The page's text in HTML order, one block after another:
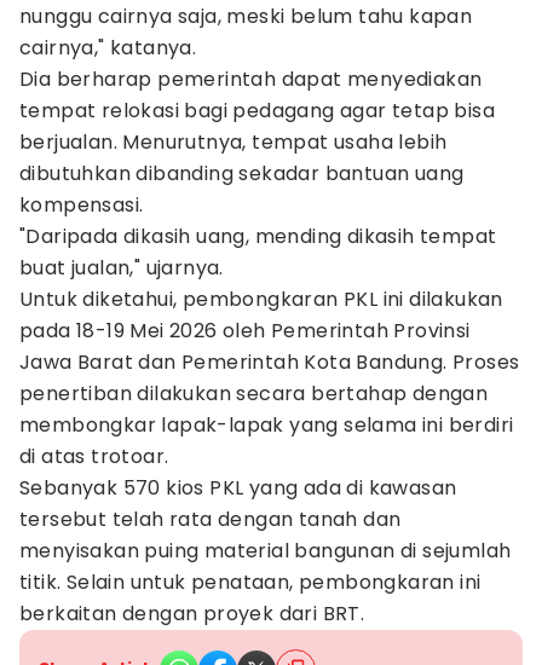
nunggu cairnya saja, meski belum tahu kapan
cairnya," katanya.
Dia berharap pemerintah dapat menyediakan
tempat relokasi bagi pedagang agar tetap bisa
berjualan. Menurutnya, tempat usaha lebih
dibutuhkan dibanding sekadar bantuan uang
kompensasi.
"Daripada dikasih uang, mending dikasih tempat
buat jualan," ujarnya.
Untuk diketahui, pembongkaran PKL ini dilakukan
pada 18-19 Mei 2026 oleh Pemerintah Provinsi
Jawa Barat dan Pemerintah Kota Bandung. Proses
penertiban dilakukan secara bertahap dengan
membongkar lapak-lapak yang selama ini berdiri
di atas trotoar.
Sebanyak 570 kios PKL yang ada di kawasan
tersebut telah rata dengan tanah dan
menyisakan puing material bangunan di sejumlah
titik. Selain untuk penataan, pembongkaran ini
berkaitan dengan proyek dari BRT.